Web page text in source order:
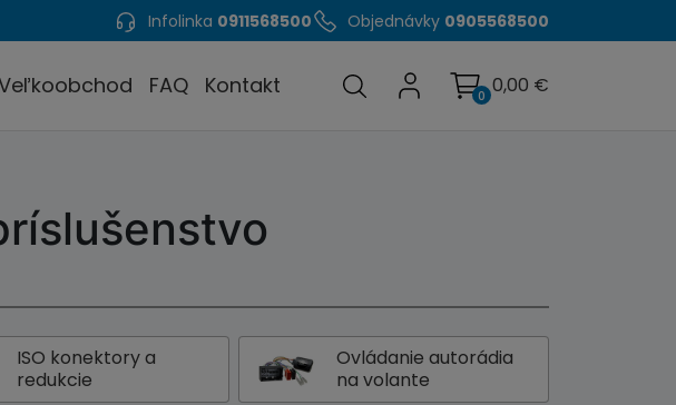
Infolinka 0911568500 Objednávky 0905568500
FAQ Kontakt 0 0,00 €
ISO konektory a
redukcie
Ovládanie autorádia
na volante